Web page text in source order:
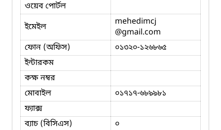
ওয়েব পোর্টল
ইমেইল
mehedimcj
@gmail.com
ফোন (অফিস)
০১৩২০-১২৬৮৬৫
ইন্টারকম
কক্ষ নম্বর
মোবাইল
০১৭১৭-৬৮৯৯৮১
ফ্যাক্স
ব্যাচ (বিসিএস)
০